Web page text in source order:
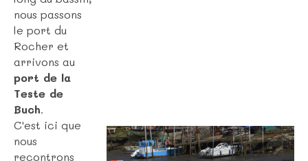
nous passons
le port du
Rocher et
arrivons au
port de la
Teste de
Buch.
C'est ici que
nous
recontrons